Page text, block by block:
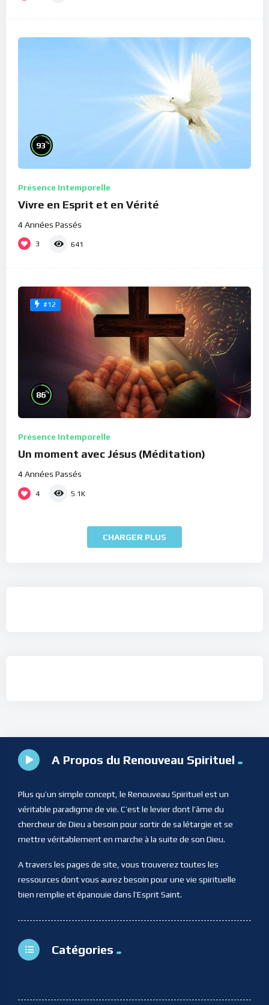
93%
Présence Intemporelle
Vivre en Esprit et en Vérité
4 Années Passés
3 641
#12
86%
Présence Intemporelle
Un moment avec Jésus (Méditation)
4 Années Passés
4 5.1K
CHARGER PLUS
A Propos du Renouveau Spirituel
Plus qu’un simple concept, le Renouveau Spirituel est un
véritable paradigme de vie. C’est le levier dont l’âme du
chercheur de Dieu a besoin pour sortir de sa létargie et se
mettre véritablement en marche à la suite de son Dieu.
A travers les pages de site, vous trouverez toutes les
ressources dont vous aurez besoin pour une vie spirituelle
bien remplie et épanouie dans l’Esprit Saint.
Catégories